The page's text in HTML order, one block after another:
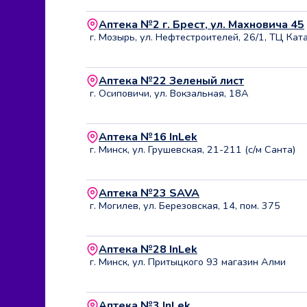
Аптека №2 г. Брест, ул. Махновича 45
г. Мозырь, ул. Нефтестроителей, 26/1, ТЦ
Аптека №22 Зеленый лист
г. Осиповичи, ул. Вокзальная, 18А
Аптека №16 InLek
г. Минск, ул. Грушевская, 21-211 (с/м Санта)
Аптека №23 SAVA
г. Могилев, ул. Березовская, 14, пом. 375
Аптека №28 InLek
г. Минск, ул. Притыцкого 93 магазин Алми